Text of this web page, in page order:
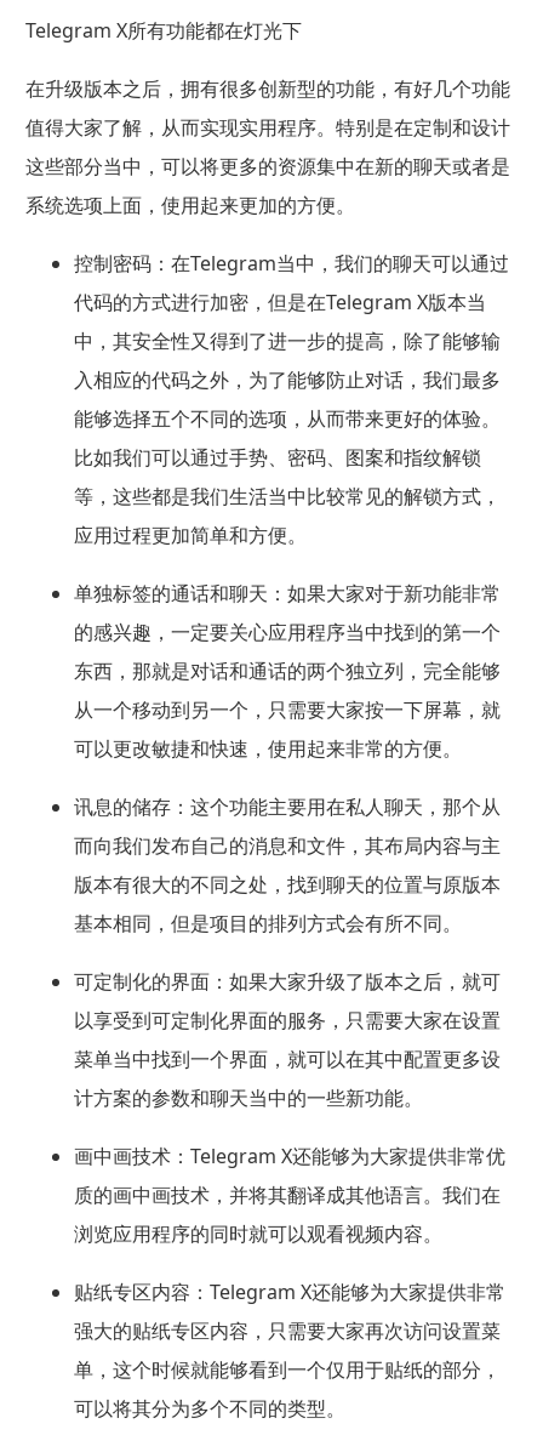
Telegram X所有功能都在灯光下
在升级版本之后，拥有很多创新型的功能，有好几个功能
值得大家了解，从而实现实用程序。特别是在定制和设计
这些部分当中，可以将更多的资源集中在新的聊天或者是
系统选项上面，使用起来更加的方便。
控制密码： 在Telegram当中，我们的聊天可以通过
代码的方式进行加密，但是在Telegram X版本当
中，其安全性又得到了进一步的提高，除了能够输
入相应的代码之外，为了能够防止对话，我们最多
能够选择五个不同的选项，从而带来更好的体验。
比如我们可以通过手势、密码、图案和指纹解锁
等，这些都是我们生活当中比较常见的解锁方式，
应用过程更加简单和方便。
单独标签的通话和聊天： 如果大家对于新功能非常
的感兴趣，一定要关心应用程序当中找到的第一个
东西，那就是对话和通话的两个独立列，完全能够
从一个移动到另一个，只需要大家按一下屏幕，就
可以更改敏捷和快速，使用起来非常的方便。
讯息的储存： 这个功能主要用在私人聊天，那个从
而向我们发布自己的消息和文件，其布局内容与主
版本有很大的不同之处，找到聊天的位置与原版本
基本相同，但是项目的排列方式会有所不同。
可定制化的界面： 如果大家升级了版本之后，就可
以享受到可定制化界面的服务，只需要大家在设置
菜单当中找到一个界面，就可以在其中配置更多设
计方案的参数和聊天当中的一些新功能。
画中画技术： Telegram X还能够为大家提供非常优
质的画中画技术，并将其翻译成其他语言。我们在
浏览应用程序的同时就可以观看视频内容。
贴纸专区内容： Telegram X还能够为大家提供非常
强大的贴纸专区内容，只需要大家再次访问设置菜
单，这个时候就能够看到一个仅用于贴纸的部分，
可以将其分为多个不同的类型。